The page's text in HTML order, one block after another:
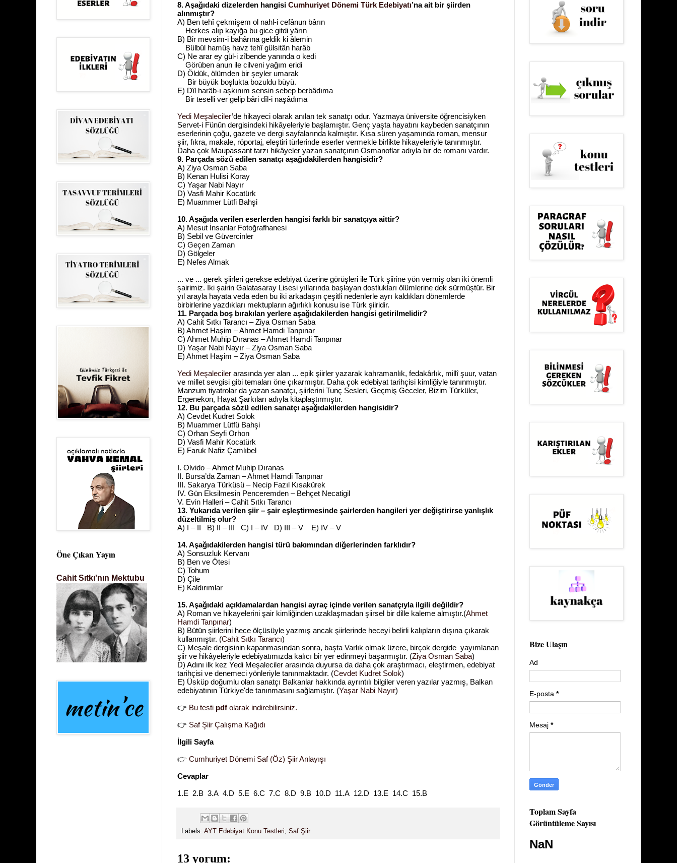
8. Aşağıdaki dizelerden hangisi Cumhuriyet Dönemi Türk Edebiyatı’na ait bir şiirden
alınmıştır?
A) Ben tehî çekmişem ol nahl-i cefânun bârın
Herkes alıp kayığa bu gice gitdi yârın
B) Bir mevsim-i bahârına geldik ki âlemin
Bülbül hamûş havz tehî gülsitân harâb
C) Ne arar ey gül-i zîbende yanında o kedi
Görüben anun ile cilveni yağım eridi
D) Öldük, ölümden bir şeyler umarak
Bir büyük boşlukta bozuldu büyü.
E) Dîl harâb-ı aşkınım sensin sebep berbâdıma
Bir teselli ver gelip bâri dîl-i naşâdıma
Yedi Meşaleciler’de hikayeci olarak anılan tek sanatçı odur. Yazmaya üniversite öğrencisiyken
Servet-i Fünûn dergisindeki hikâyeleriyle başlamıştır. Genç yaşta hayatını kaybeden sanatçının
eserlerinin çoğu, gazete ve dergi sayfalarında kalmıştır. Kısa süren yaşamında roman, mensur
şiir, fıkra, makale, röportaj, eleştiri türlerinde eserler vermekle birlikte hikayeleriyle tanınmıştır.
Daha çok Maupassant tarzı hikâyeler yazan sanatçının Osmanoflar adıyla bir de romanı vardır.
9. Parçada sözü edilen sanatçı aşağıdakilerden hangisidir?
A) Ziya Osman Saba
B) Kenan Hulisi Koray
C) Yaşar Nabi Nayır
D) Vasfi Mahir Kocatürk
E) Muammer Lütfi Bahşi
10. Aşağıda verilen eserlerden hangisi farklı bir sanatçıya aittir?
A) Mesut İnsanlar Fotoğrafhanesi
B) Sebil ve Güvercinler
C) Geçen Zaman
D) Gölgeler
E) Nefes Almak
... ve ... gerek şiirleri gerekse edebiyat üzerine görüşleri ile Türk şiirine yön vermiş olan iki önemli
şairimiz. İki şairin Galatasaray Lisesi yıllarında başlayan dostlukları ölümlerine dek sürmüştür. Bir
yıl arayla hayata veda eden bu iki arkadaşın çeşitli nedenlerle ayrı kaldıkları dönemlerde
birbirlerine yazdıkları mektupların ağırlıklı konusu ise Türk şiiridir.
11. Parçada boş bırakılan yerlere aşağıdakilerden hangisi getirilmelidir?
A) Cahit Sıtkı Tarancı – Ziya Osman Saba
B) Ahmet Haşim – Ahmet Hamdi Tanpınar
C) Ahmet Muhip Dıranas – Ahmet Hamdi Tanpınar
D) Yaşar Nabi Nayır – Ziya Osman Saba
E) Ahmet Haşim – Ziya Osman Saba
Yedi Meşaleciler arasında yer alan ... epik şiirler yazarak kahramanlık, fedakârlık, millî şuur, vatan
ve millet sevgisi gibi temaları öne çıkarmıştır. Daha çok edebiyat tarihçisi kimliğiyle tanınmıştır.
Manzum tiyatrolar da yazan sanatçı, şiirlerini Tunç Sesleri, Geçmiş Geceler, Bizim Türküler,
Ergenekon, Hayat Şarkıları adıyla kitaplaştırmıştır.
12. Bu parçada sözü edilen sanatçı aşağıdakilerden hangisidir?
A) Cevdet Kudret Solok
B) Muammer Lütfü Bahşi
C) Orhan Seyfi Orhon
D) Vasfi Mahir Kocatürk
E) Faruk Nafiz Çamlıbel
I. Olvido – Ahmet Muhip Dıranas
II. Bursa’da Zaman – Ahmet Hamdi Tanpınar
III. Sakarya Türküsü – Necip Fazıl Kısakürek
IV. Gün Eksilmesin Penceremden – Behçet Necatigil
V. Evin Halleri – Cahit Sıtkı Tarancı
13. Yukarıda verilen şiir – şair eşleştirmesinde şairlerden hangileri yer değiştirirse yanlışlık
düzeltilmiş olur?
A) I – II B) II – III C) I – IV D) III – V E) IV – V
14. Aşağıdakilerden hangisi türü bakımından diğerlerinden farklıdır?
A) Sonsuzluk Kervanı
B) Ben ve Ötesi
C) Tohum
D) Çile
E) Kaldırımlar
15. Aşağıdaki açıklamalardan hangisi ayraç içinde verilen sanatçıyla ilgili değildir?
A) Roman ve hikayelerini şair kimliğinden uzaklaşmadan şiirsel bir dille kaleme almıştır.(Ahmet
Hamdi Tanpınar)
B) Bütün şiirlerini hece ölçüsüyle yazmış ancak şiirlerinde heceyi belirli kalıpların dışına çıkarak
kullanmıştır. (Cahit Sıtkı Tarancı)
C) Meşale dergisinin kapanmasından sonra, başta Varlık olmak üzere, birçok dergide yayımlanan
şiir ve hikâyeleriyle edebiyatımızda kalıcı bir yer edinmeyi başarmıştır. (Ziya Osman Saba)
D) Adını ilk kez Yedi Meşaleciler arasında duyursa da daha çok araştırmacı, eleştirmen, edebiyat
tarihçisi ve denemeci yönleriyle tanınmaktadır. (Cevdet Kudret Solok)
E) Üsküp doğumlu olan sanatçı Balkanlar hakkında ayrıntılı bilgiler veren yazılar yazmış, Balkan
edebiyatının Türkiye'de tanınmasını sağlamıştır. (Yaşar Nabi Nayır)
👉 Bu testi pdf olarak indirebilirsiniz.
👉 Saf Şiir Çalışma Kağıdı
İlgili Sayfa
👉 Cumhuriyet Dönemi Saf (Öz) Şiir Anlayışı
Cevaplar
1.E 2.B 3.A 4.D 5.E 6.C 7.C 8.D 9.B 10.D 11.A 12.D 13.E 14.C 15.B
Labels: AYT Edebiyat Konu Testleri, Saf Şiir
13 yorum:
Öne Çıkan Yayın
Cahit Sıtkı'nın Mektubu
Bize Ulaşın
Ad
E-posta *
Mesaj *
Toplam Sayfa
Görüntüleme Sayısı
NaN